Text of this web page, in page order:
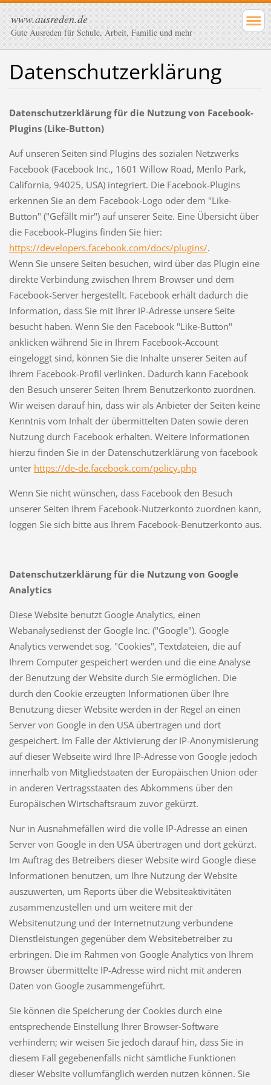
www.ausreden.de
Gute Ausreden für Schule, Arbeit, Familie und mehr
Datenschutzerklärung
Datenschutzerklärung für die Nutzung von Facebook-
Plugins (Like-Button)
Auf unseren Seiten sind Plugins des sozialen Netzwerks
Facebook (Facebook Inc., 1601 Willow Road, Menlo Park,
California, 94025, USA) integriert. Die Facebook-Plugins
erkennen Sie an dem Facebook-Logo oder dem "Like-
Button" ("Gefällt mir") auf unserer Seite. Eine Übersicht über
die Facebook-Plugins finden Sie hier:
https://developers.facebook.com/docs/plugins/.
Wenn Sie unsere Seiten besuchen, wird über das Plugin eine
direkte Verbindung zwischen Ihrem Browser und dem
Facebook-Server hergestellt. Facebook erhält dadurch die
Information, dass Sie mit Ihrer IP-Adresse unsere Seite
besucht haben. Wenn Sie den Facebook "Like-Button"
anklicken während Sie in Ihrem Facebook-Account
eingeloggt sind, können Sie die Inhalte unserer Seiten auf
Ihrem Facebook-Profil verlinken. Dadurch kann Facebook
den Besuch unserer Seiten Ihrem Benutzerkonto zuordnen.
Wir weisen darauf hin, dass wir als Anbieter der Seiten keine
Kenntnis vom Inhalt der übermittelten Daten sowie deren
Nutzung durch Facebook erhalten. Weitere Informationen
hierzu finden Sie in der Datenschutzerklärung von facebook
unter https://de-de.facebook.com/policy.php
Wenn Sie nicht wünschen, dass Facebook den Besuch
unserer Seiten Ihrem Facebook-Nutzerkonto zuordnen kann,
loggen Sie sich bitte aus Ihrem Facebook-Benutzerkonto aus.
Datenschutzerklärung für die Nutzung von Google
Analytics
Diese Website benutzt Google Analytics, einen
Webanalysedienst der Google Inc. ("Google"). Google
Analytics verwendet sog. "Cookies", Textdateien, die auf
Ihrem Computer gespeichert werden und die eine Analyse
der Benutzung der Website durch Sie ermöglichen. Die
durch den Cookie erzeugten Informationen über Ihre
Benutzung dieser Website werden in der Regel an einen
Server von Google in den USA übertragen und dort
gespeichert. Im Falle der Aktivierung der IP-Anonymisierung
auf dieser Webseite wird Ihre IP-Adresse von Google jedoch
innerhalb von Mitgliedstaaten der Europäischen Union oder
in anderen Vertragsstaaten des Abkommens über den
Europäischen Wirtschaftsraum zuvor gekürzt.
Nur in Ausnahmefällen wird die volle IP-Adresse an einen
Server von Google in den USA übertragen und dort gekürzt.
Im Auftrag des Betreibers dieser Website wird Google diese
Informationen benutzen, um Ihre Nutzung der Website
auszuwerten, um Reports über die Websiteaktivitäten
zusammenzustellen und um weitere mit der
Websitenutzung und der Internetnutzung verbundene
Dienstleistungen gegenüber dem Websitebetreiber zu
erbringen. Die im Rahmen von Google Analytics von Ihrem
Browser übermittelte IP-Adresse wird nicht mit anderen
Daten von Google zusammengeführt.
Sie können die Speicherung der Cookies durch eine
entsprechende Einstellung Ihrer Browser-Software
verhindern; wir weisen Sie jedoch darauf hin, dass Sie in
diesem Fall gegebenenfalls nicht sämtliche Funktionen
dieser Website vollumfänglich werden nutzen können. Sie